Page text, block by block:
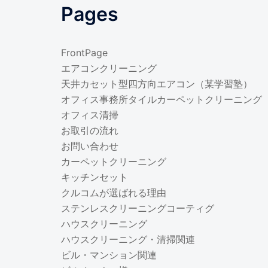
Pages
FrontPage
エアコンクリーニング
天井カセット型四方向エアコン（某学習塾）
オフィス事務所タイルカーペットクリーニング
オフィス清掃
お取引の流れ
お問い合わせ
カーペットクリーニング
キッチンセット
クルコムが選ばれる理由
ステンレスクリーニングコーティグ
ハウスクリーニング
ハウスクリーニング・清掃関連
ビル・マンション関連